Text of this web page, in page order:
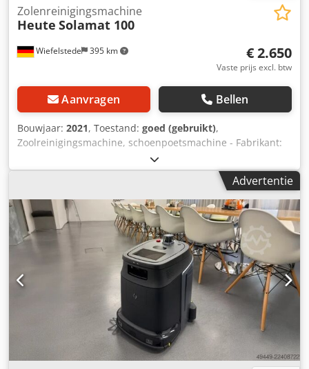
Wiefelstede 395 km
Zolenreinigingsmachine
Heute Solamat 100
€ 2.650
Vaste prijs excl. btw
Aanvragen Bellen
Bouwjaar: 2021, Toestand: goed (gebruikt),
Zoolreinigingsmachine, schoenpoetsmachine - Fabrikant:
Heute, zoolreinigingsmachine, schoenpoetsmachine -
Type: Solamat 100 - Stroomaansluiting: 230 volt - 4
rolborstels: voor de zolen (nylon) - 2 ronde borstels: (nylon)
voor de zijkanten - 1 borstel voor het bovenleer:
(paardenhaar) - Afmetingen: 560/460/H1090 mm
Dedezrfykjpfx Ap Aekr - Gewicht: 59 kg
Advertentie